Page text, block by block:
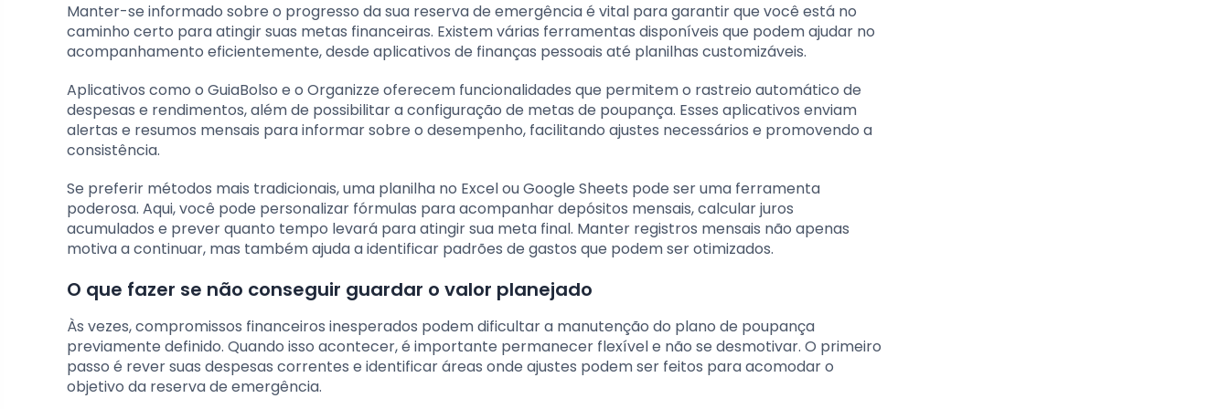
Manter-se informado sobre o progresso da sua reserva de emergência é vital para garantir que você está no
caminho certo para atingir suas metas financeiras. Existem várias ferramentas disponíveis que podem ajudar no
acompanhamento eficientemente, desde aplicativos de finanças pessoais até planilhas customizáveis.
Aplicativos como o GuiaBolso e o Organizze oferecem funcionalidades que permitem o rastreio automático de
despesas e rendimentos, além de possibilitar a configuração de metas de poupança. Esses aplicativos enviam
alertas e resumos mensais para informar sobre o desempenho, facilitando ajustes necessários e promovendo a
consistência.
Se preferir métodos mais tradicionais, uma planilha no Excel ou Google Sheets pode ser uma ferramenta
poderosa. Aqui, você pode personalizar fórmulas para acompanhar depósitos mensais, calcular juros
acumulados e prever quanto tempo levará para atingir sua meta final. Manter registros mensais não apenas
motiva a continuar, mas também ajuda a identificar padrões de gastos que podem ser otimizados.
O que fazer se não conseguir guardar o valor planejado
Às vezes, compromissos financeiros inesperados podem dificultar a manutenção do plano de poupança
previamente definido. Quando isso acontecer, é importante permanecer flexível e não se desmotivar. O primeiro
passo é rever suas despesas correntes e identificar áreas onde ajustes podem ser feitos para acomodar o
objetivo da reserva de emergência.